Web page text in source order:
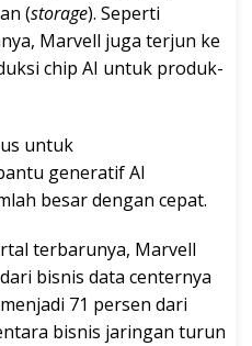
(storage). Seperti
Marvell juga terjun ke
chip AI untuk produk-
untuk
generatif AI
besar dengan cepat.
terbarunya, Marvell
bisnis data centernya
71 persen dari
bisnis jaringan turun